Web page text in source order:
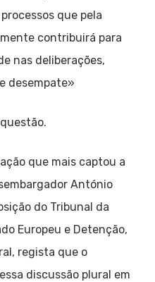
que pela
contribuirá para
nas deliberações,
desempate»
que mais captou a
António
do Tribunal da
Europeu e Detenção,
regista que o
discussão plural em